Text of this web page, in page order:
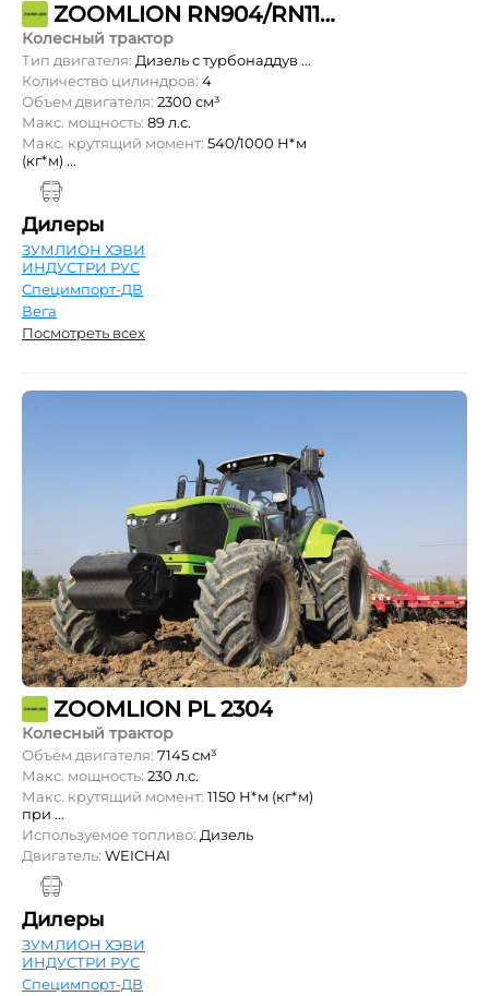
ZOOMLION RN904/RN1104
Колесный трактор
Тип двигателя: Дизель с турбонаддув ...
Количество цилиндров: 4
Объем двигателя: 2300 см³
Макс. мощность: 89 л.с.
Макс. крутящий момент: 540/1000 Н*м
(кг*м) ...
Дилеры
ЗУМЛИОН ХЭВИ
ИНДУСТРИ РУС
Специмпорт-ДВ
Вега
Посмотреть всех
ZOOMLION PL 2304
Колесный трактор
Объем двигателя: 7145 см³
Макс. мощность: 230 л.с.
Макс. крутящий момент: 1150 Н*м (кг*м)
при ...
Используемое топливо: Дизель
Двигатель: WEICHAI
Дилеры
ЗУМЛИОН ХЭВИ
ИНДУСТРИ РУС
Специмпорт-ДВ